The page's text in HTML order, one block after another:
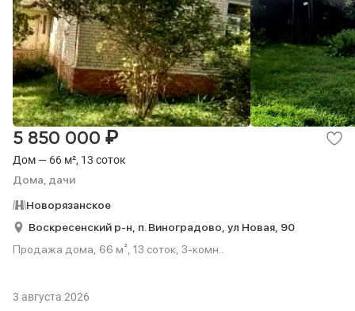
Дом — 66 м², 13 соток
Дома, дачи
5 850 000 ₽
Новорязанское
Воскресенский р-н, п. Виноградово, ул Новая, 90
Продажа дома, 66 м², 13 соток, 3-комн..
3 августа 2026